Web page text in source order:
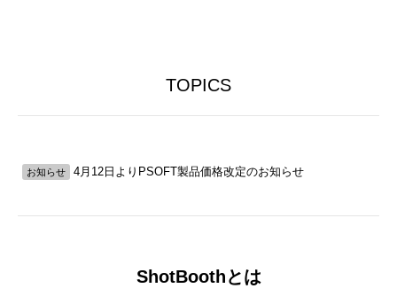
補改訂版』発売記念セミナー
ート講演会 〜就職をめざすあなたに届け
督ふたりが語る、誕生秘話とネコ表現のこ
TOPICS
お知らせ 4月12日よりPSOFT製品価格改定のお知らせ
ShotBoothとは